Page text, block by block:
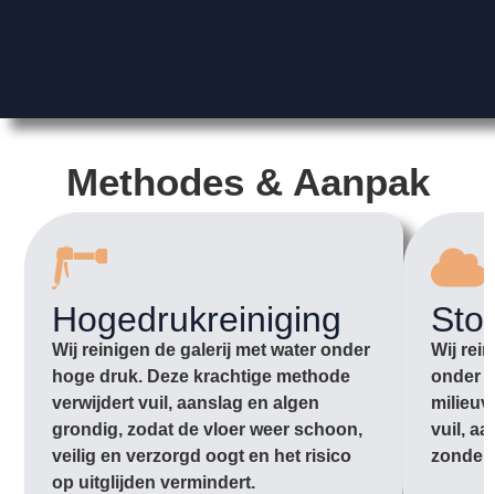
Methodes & Aanpak
Hogedrukreiniging
Wij reinigen de galerij met water onder
hoge druk. Deze krachtige methode
verwijdert vuil, aanslag en algen
grondig, zodat de vloer weer schoon,
veilig en verzorgd oogt en het risico
op uitglijden vermindert.
Wij
onder
vuil,
zonder